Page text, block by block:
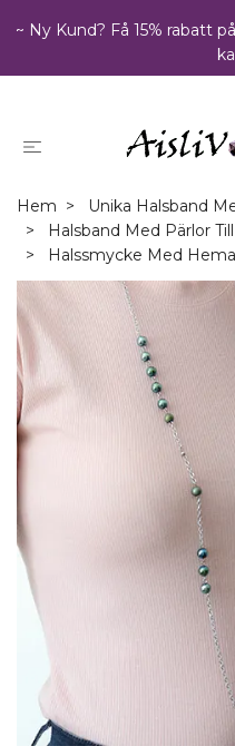
~ Ny Kund? Få 15% rabatt
Hem
Unika Halsband
Halsband Med Pärlor
Halssmycke Med